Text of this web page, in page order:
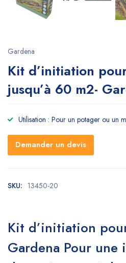
Gardena
Kit d’initiation
jusqu’à 60 m2-
Utilisation : Pour un potager ou un
Demander un devis
SKU: 13450-20
Kit d’initiation
Gardena Pour